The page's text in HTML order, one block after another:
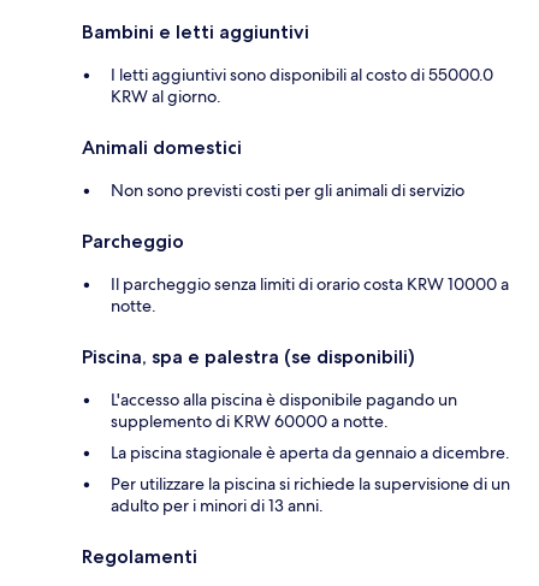
Bambini e letti aggiuntivi
I letti aggiuntivi sono disponibili al costo di 55000.0
KRW al giorno.
Animali domestici
Non sono previsti costi per gli animali di servizio
Parcheggio
Il parcheggio senza limiti di orario costa KRW 10000 a
notte.
Piscina, spa e palestra (se disponibili)
L'accesso alla piscina è disponibile pagando un
supplemento di KRW 60000 a notte.
La piscina stagionale è aperta da gennaio a dicembre.
Per utilizzare la piscina si richiede la supervisione di un
adulto per i minori di 13 anni.
Regolamenti